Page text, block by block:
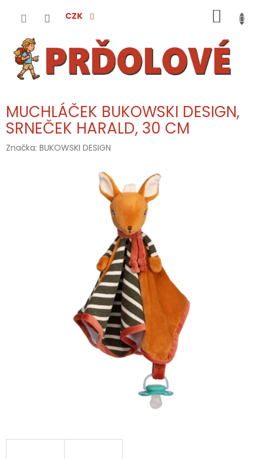
CZK
KOŠÍK
MUCHLÁČEK BUKOWSKI DESIGN,
SRNEČEK HARALD, 30 CM
Značka: BUKOWSKI DESIGN